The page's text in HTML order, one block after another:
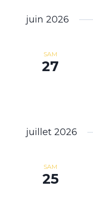
juin 2026
SAM
27
juillet 2026
SAM
25